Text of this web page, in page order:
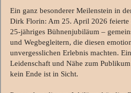
Ein ganz besonderer Meilenstein in
Dirk Florin: Am 25. April 2026 feierte
25-jähriges Bühnenjubiläum –
und Wegbegleitern, die diesen
unvergesslichen Erlebnis machten.
Leidenschaft und Nähe zum
kein Ende ist in Sicht.